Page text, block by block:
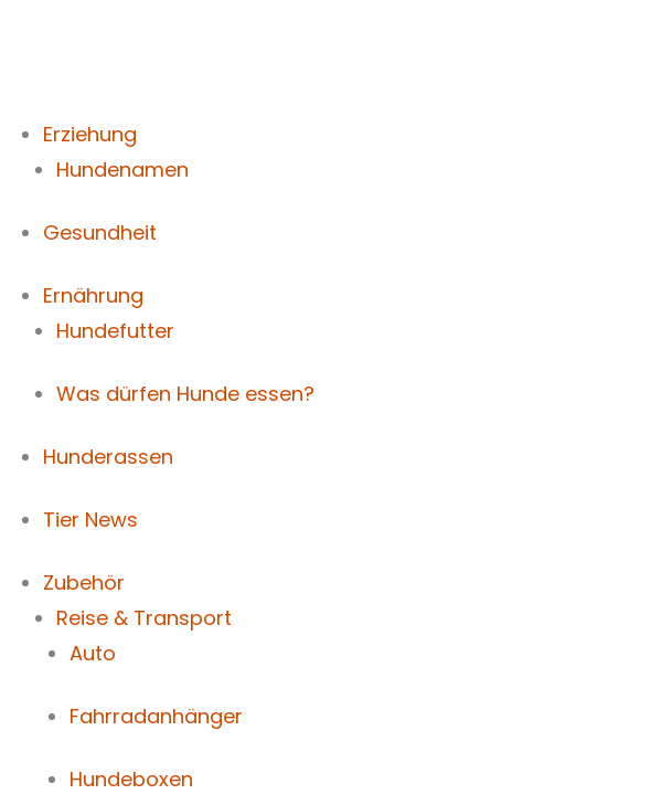
Erziehung
Hundenamen
Gesundheit
Ernährung
Hundefutter
Was dürfen Hunde essen?
Hunderassen
Tier News
Zubehör
Reise & Transport
Auto
Fahrradanhänger
Hundeboxen